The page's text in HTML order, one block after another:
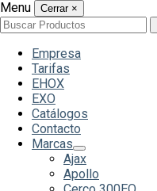
Menu Cerrar ×
Buscar
por:
Empresa
Tarifas
EHOX
EXO
Catálogos
Contacto
Marcas
Ajax
Apollo